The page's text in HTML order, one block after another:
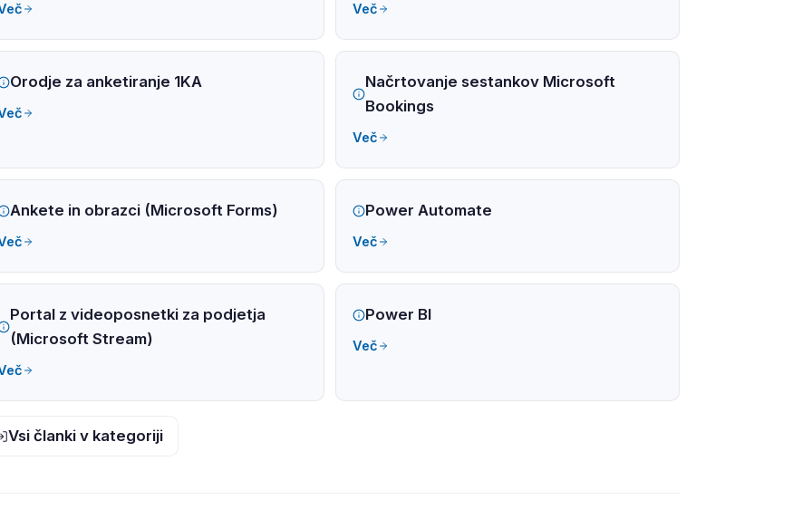
Več
Orodje za anketiranje 1KA
Načrtovanje sestankov Microsoft
Bookings
Več
Ankete in obrazci (Microsoft Forms) Power Automate
Več
Portal z videoposnetki za podjetja
(Microsoft Stream)
Power BI
Več
Vsi članki v kategoriji